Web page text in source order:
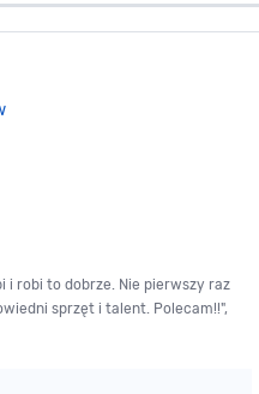
i robi to dobrze. Nie pierwszy raz
sprzęt i talent. Polecam!!",